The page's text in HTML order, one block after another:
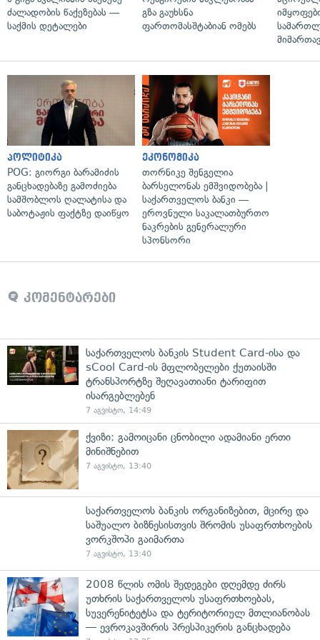
ძალადობის წაქეზებას —
საქმის დეტალები
გზა გაუხსნა
ფართომასშტაბიან ომებს
პოლიტიკა
POG: გიორგი ბარამიძის
განცხადებაზე გამოძიება
სამშობლოს ღალატისა და
საბოტაჟის ფაქტზე დაიწყო
ეკონომიკა
თორნიკე შენგელია
ბარსელონას ემშვიდობება |
საქართველოს ბანკი —
ეროვნული საკალათბურთო
ნაკრების გენერალური
სპონსორი
კომენტარები
საქართველოს ბანკის Student Card-ისა და
sCool Card-ის მფლობელები ქუთაისში
ტრანსპორტზე შეღავათიანი ტარიფით
ისარგებლებენ
7 აგვისტო, 14:49
ქვიზი: გამოიცანი ცნობილი ადამიანი ერთი
მინიშნებით
7 აგვისტო, 13:40
საქართველოს ბანკის ორგანიზებით, მცირე და
საშუალო ბიზნესისთვის შრომის უსაფრთხოების
ვორკშოპი გაიმართა
7 აგვისტო, 13:40
2008 წლის ომის შედეგები დღემდე ძირს
უთხრის საქართველოს უსაფრთხოებას,
სუვერენიტეტსა და ტერიტორიულ მთლიანობას
— ევროკავშირის პრესპიკერის განცხადება